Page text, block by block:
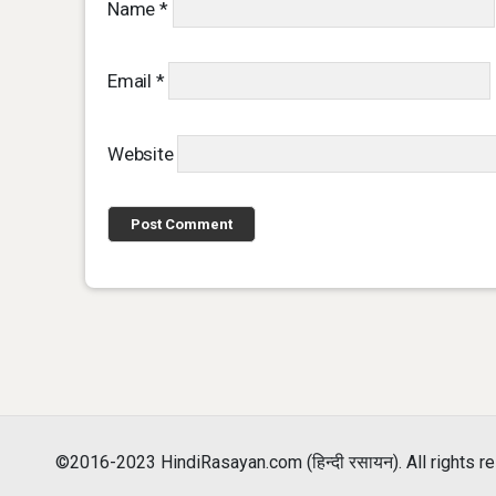
Name *
Email *
Website
©2016-2023 HindiRasayan.com (हिन्दी रसायन). All rights